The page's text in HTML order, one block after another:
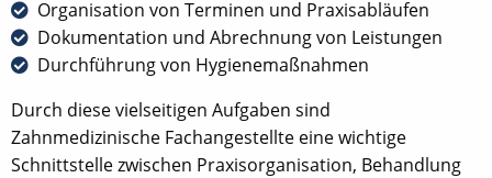
Organisation von Terminen und Praxisabläufen
Dokumentation und Abrechnung von Leistungen
Durchführung von Hygienemaßnahmen
Durch diese vielseitigen Aufgaben sind
Zahnmedizinische Fachangestellte eine wichtige
Schnittstelle zwischen Praxisorganisation, Behandlung